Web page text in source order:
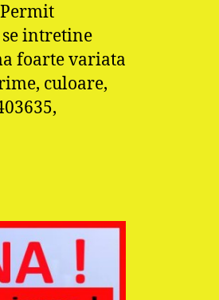
intretine
foarte variata
culoare,